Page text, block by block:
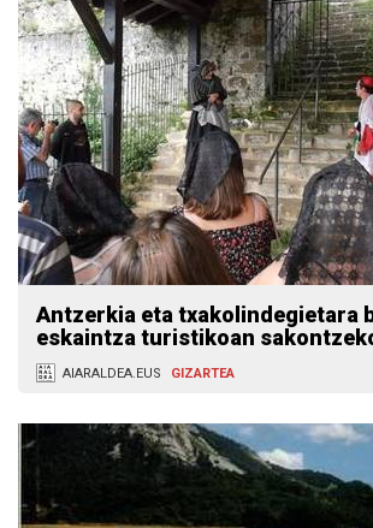
Antzerkia eta txakolindegietara
eskaintza turistikoan
AIARALDEA.EUS GIZARTEA